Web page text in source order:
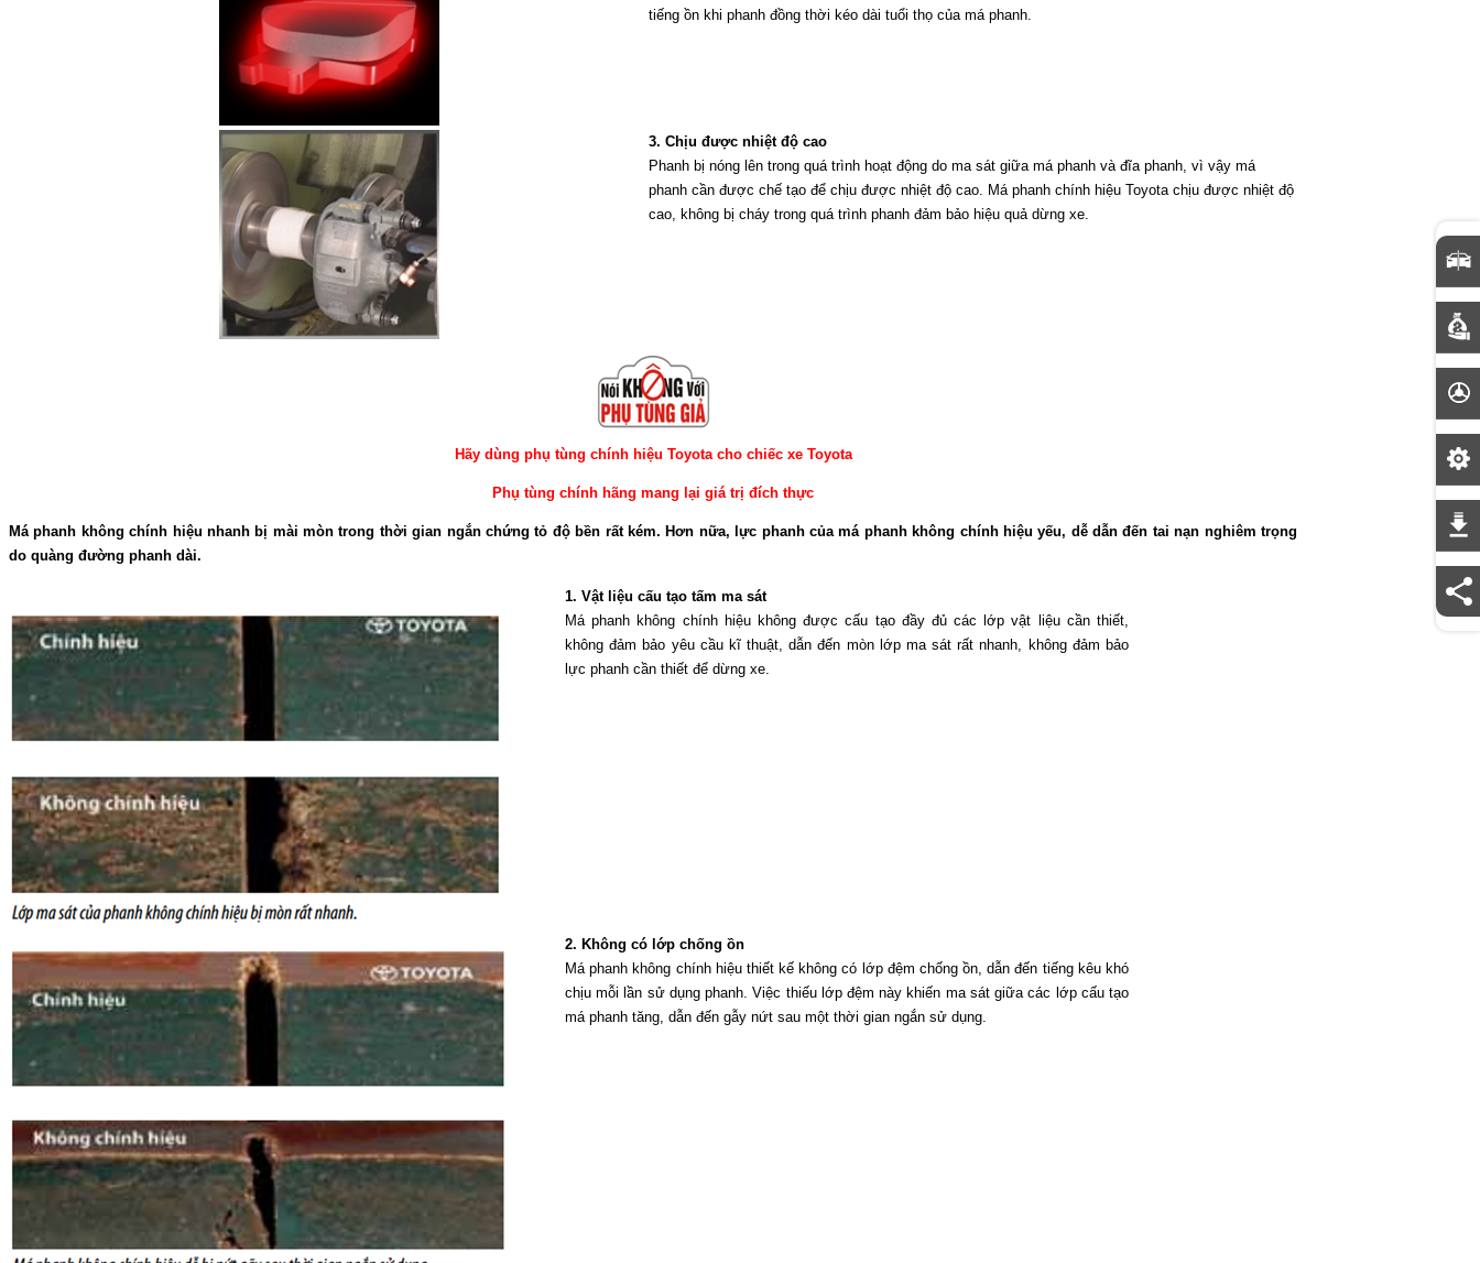
tiếng ồn khi phanh đồng thời kéo dài tuổi thọ của má phanh.
3. Chịu được nhiệt độ cao
Phanh bị nóng lên trong quá trình hoạt động do ma sát giữa má phanh và đĩa phanh, vì vậy má
phanh cần được chế tạo để chịu được nhiệt độ cao. Má phanh chính hiệu Toyota chịu được nhiệt độ
cao, không bị cháy trong quá trình phanh đảm bảo hiệu quả dừng xe.
Hãy dùng phụ tùng chính hiệu Toyota cho chiếc xe Toyota
Phụ tùng chính hãng mang lại giá trị đích thực
Má phanh không chính hiệu nhanh bị mài mòn trong thời gian ngắn chứng tỏ độ bền rất kém. Hơn nữa, lực phanh của má phanh không chính hiệu yếu, dễ dẫn đến tai nạn nghiêm trọng
do quàng đường phanh dài.
1. Vật liệu cấu tạo tấm ma sát
Má phanh không chính hiệu không được cấu tạo đầy đủ các lớp vật liệu cần thiết,
không đảm bảo yêu cầu kĩ thuật, dẫn đến mòn lớp ma sát rất nhanh, không đảm bảo
lực phanh cần thiết để dừng xe.
2. Không có lớp chống ồn
Má phanh không chính hiệu thiết kế không có lớp đệm chống ồn, dẫn đến tiếng kêu khó
chịu mỗi lần sử dụng phanh. Việc thiếu lớp đệm này khiến ma sát giữa các lớp cấu tạo
má phanh tăng, dẫn đến gẫy nứt sau một thời gian ngắn sử dụng.